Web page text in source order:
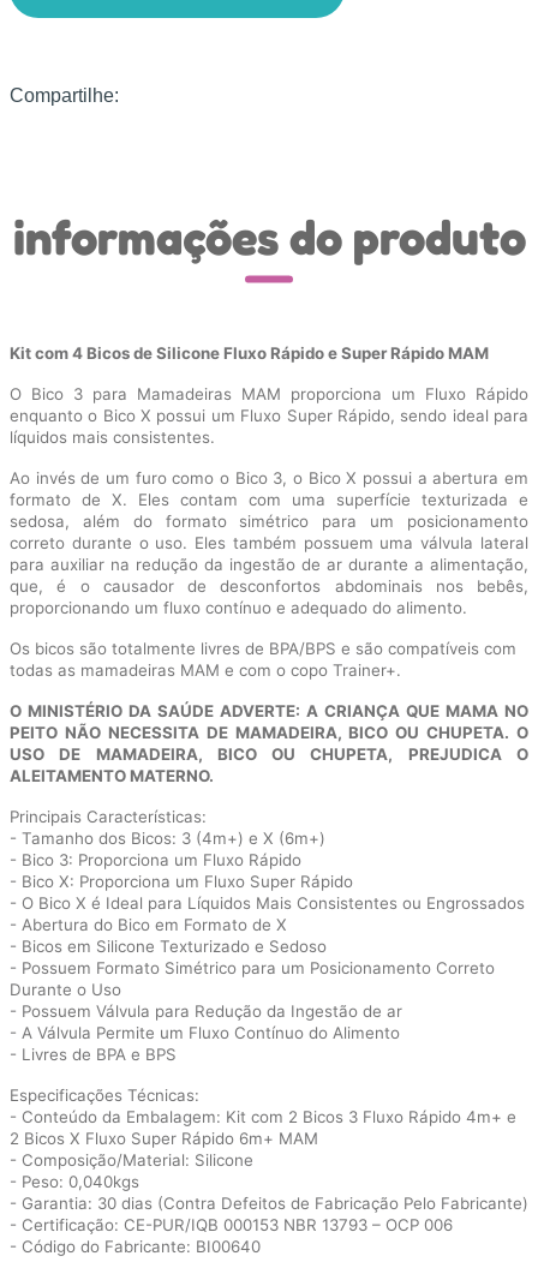
Compartilhe:
informações do produto
Kit com 4 Bicos de Silicone Fluxo Rápido e Super Rápido MAM
O Bico 3 para Mamadeiras MAM proporciona um Fluxo Rápido
enquanto o Bico X possui um Fluxo Super Rápido, sendo ideal para
líquidos mais consistentes.
Ao invés de um furo como o Bico 3, o Bico X possui a abertura em
formato de X. Eles contam com uma superfície texturizada e
sedosa, além do formato simétrico para um posicionamento
correto durante o uso. Eles também possuem uma válvula lateral
para auxiliar na redução da ingestão de ar durante a alimentação,
que, é o causador de desconfortos abdominais nos bebês,
proporcionando um fluxo contínuo e adequado do alimento.
Os bicos são totalmente livres de BPA/BPS e são compatíveis com
todas as mamadeiras MAM e com o copo Trainer+.
O MINISTÉRIO DA SAÚDE ADVERTE: A CRIANÇA QUE MAMA NO
PEITO NÃO NECESSITA DE MAMADEIRA, BICO OU CHUPETA. O
USO DE MAMADEIRA, BICO OU CHUPETA, PREJUDICA O
ALEITAMENTO MATERNO.
Principais Características:
- Tamanho dos Bicos: 3 (4m+) e X (6m+)
- Bico 3: Proporciona um Fluxo Rápido
- Bico X: Proporciona um Fluxo Super Rápido
- O Bico X é Ideal para Líquidos Mais Consistentes ou Engrossados
- Abertura do Bico em Formato de X
- Bicos em Silicone Texturizado e Sedoso
- Possuem Formato Simétrico para um Posicionamento Correto
Durante o Uso
- Possuem Válvula para Redução da Ingestão de ar
- A Válvula Permite um Fluxo Contínuo do Alimento
- Livres de BPA e BPS
Especificações Técnicas:
- Conteúdo da Embalagem: Kit com 2 Bicos 3 Fluxo Rápido 4m+ e
2 Bicos X Fluxo Super Rápido 6m+ MAM
- Composição/Material: Silicone
- Peso: 0,040kgs
- Garantia: 30 dias (Contra Defeitos de Fabricação Pelo Fabricante)
- Certificação: CE-PUR/IQB 000153 NBR 13793 – OCP 006
- Código do Fabricante: BI00640